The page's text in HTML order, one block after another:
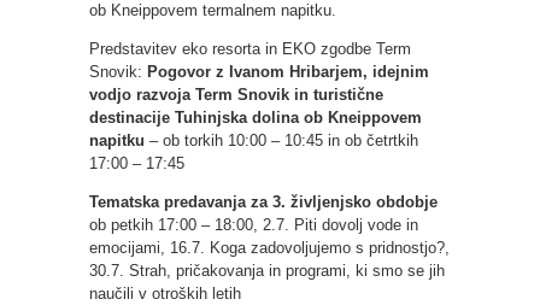
ob Kneippovem termalnem napitku.
Predstavitev eko resorta in EKO zgodbe Term
Snovik: Pogovor z Ivanom Hribarjem, idejnim
vodjo razvoja Term Snovik in turistične
destinacije Tuhinjska dolina ob Kneippovem
napitku – ob torkih 10:00 – 10:45 in ob četrtkih
17:00 – 17:45
Tematska predavanja za 3. življenjsko obdobje
ob petkih 17:00 – 18:00, 2.7. Piti dovolj vode in
emocijami, 16.7. Koga zadovoljujemo s pridnostjo?,
30.7. Strah, pričakovanja in programi, ki smo se jih
naučili v otroških letih